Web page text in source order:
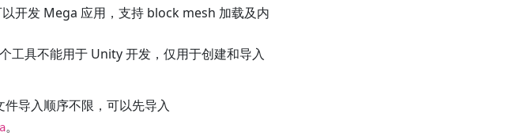
开发 Mega 应用，支持 block mesh 加载及内
工具不能用于 Unity 开发，仅用于创建和导入
件导入顺序不限，可以先导入
。